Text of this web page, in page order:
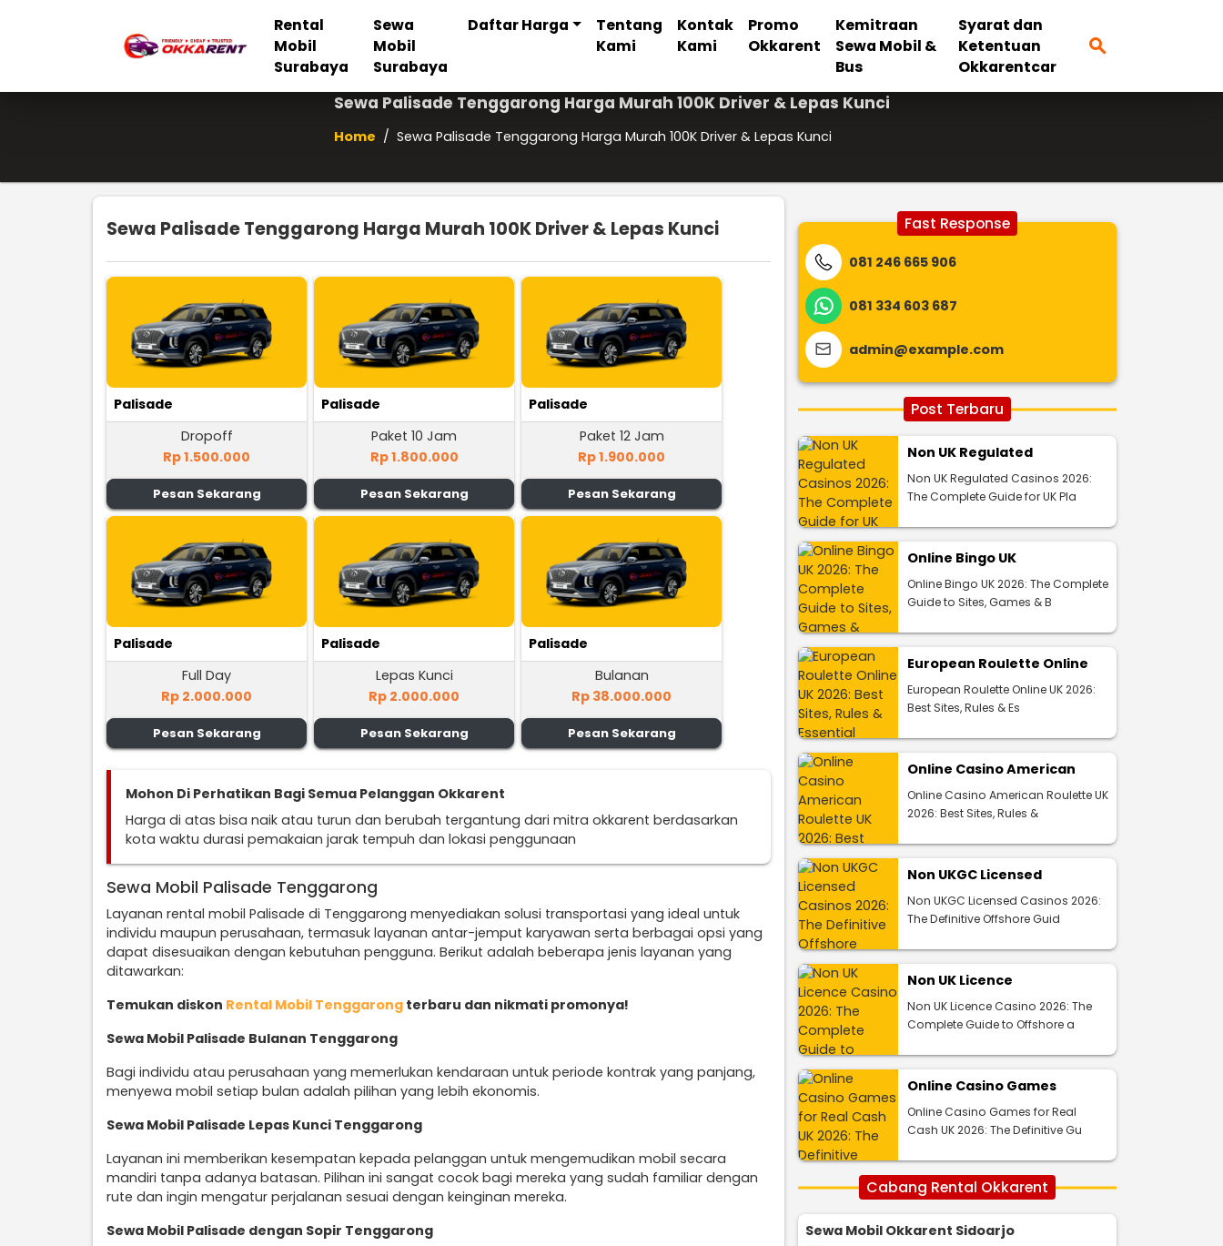
Rental
Mobil
Surabaya
Sewa
Mobil
Surabaya
Daftar Harga
Tentang
Kami
Kontak
Kami
Promo
Okkarent
Kemitraan
Sewa Mobil &
Bus
Syarat dan
Ketentuan
Okkarentcar
search
Sewa Palisade Tenggarong Harga Murah 100K Driver & Lepas Kunci
Home / Sewa Palisade Tenggarong Harga Murah 100K Driver & Lepas Kunci
Sewa Palisade Tenggarong Harga Murah 100K Driver & Lepas Kunci
Palisade
Dropoff
Rp 1.500.000
Pesan Sekarang
Palisade
Paket 10 Jam
Rp 1.800.000
Pesan Sekarang
Palisade
Paket 12 Jam
Rp 1.900.000
Pesan Sekarang
Palisade
Full Day
Rp 2.000.000
Pesan Sekarang
Palisade
Lepas Kunci
Rp 2.000.000
Pesan Sekarang
Palisade
Bulanan
Rp 38.000.000
Pesan Sekarang
Mohon Di Perhatikan Bagi Semua Pelanggan Okkarent
Harga di atas bisa naik atau turun dan berubah tergantung dari mitra okkarent berdasarkan
kota waktu durasi pemakaian jarak tempuh dan lokasi penggunaan
Sewa Mobil Palisade Tenggarong
Layanan rental mobil Palisade di Tenggarong menyediakan solusi transportasi yang ideal untuk
individu maupun perusahaan, termasuk layanan antar-jemput karyawan serta berbagai opsi yang
dapat disesuaikan dengan kebutuhan pengguna. Berikut adalah beberapa jenis layanan yang
ditawarkan:
Temukan diskon Rental Mobil Tenggarong terbaru dan nikmati promonya!
Sewa Mobil Palisade Bulanan Tenggarong
Bagi individu atau perusahaan yang memerlukan kendaraan untuk periode kontrak yang panjang,
menyewa mobil setiap bulan adalah pilihan yang lebih ekonomis.
Sewa Mobil Palisade Lepas Kunci Tenggarong
Layanan ini memberikan kesempatan kepada pelanggan untuk mengemudikan mobil secara
mandiri tanpa adanya batasan. Pilihan ini sangat cocok bagi mereka yang sudah familiar dengan
rute dan ingin mengatur perjalanan sesuai dengan keinginan mereka.
Sewa Mobil Palisade dengan Sopir Tenggarong
Fast Response
081 246 665 906
081 334 603 687
admin@example.com
Post Terbaru
Non UK Regulated
Non UK Regulated Casinos 2026:
The Complete Guide for UK Pla
Online Bingo UK
Online Bingo UK 2026: The Complete
Guide to Sites, Games & B
European Roulette Online
European Roulette Online UK 2026:
Best Sites, Rules & Es
Online Casino American
Online Casino American Roulette UK
2026: Best Sites, Rules &
Non UKGC Licensed
Non UKGC Licensed Casinos 2026:
The Definitive Offshore Guid
Non UK Licence
Non UK Licence Casino 2026: The
Complete Guide to Offshore a
Online Casino Games
Online Casino Games for Real
Cash UK 2026: The Definitive Gu
Cabang Rental Okkarent
Sewa Mobil Okkarent Sidoarjo